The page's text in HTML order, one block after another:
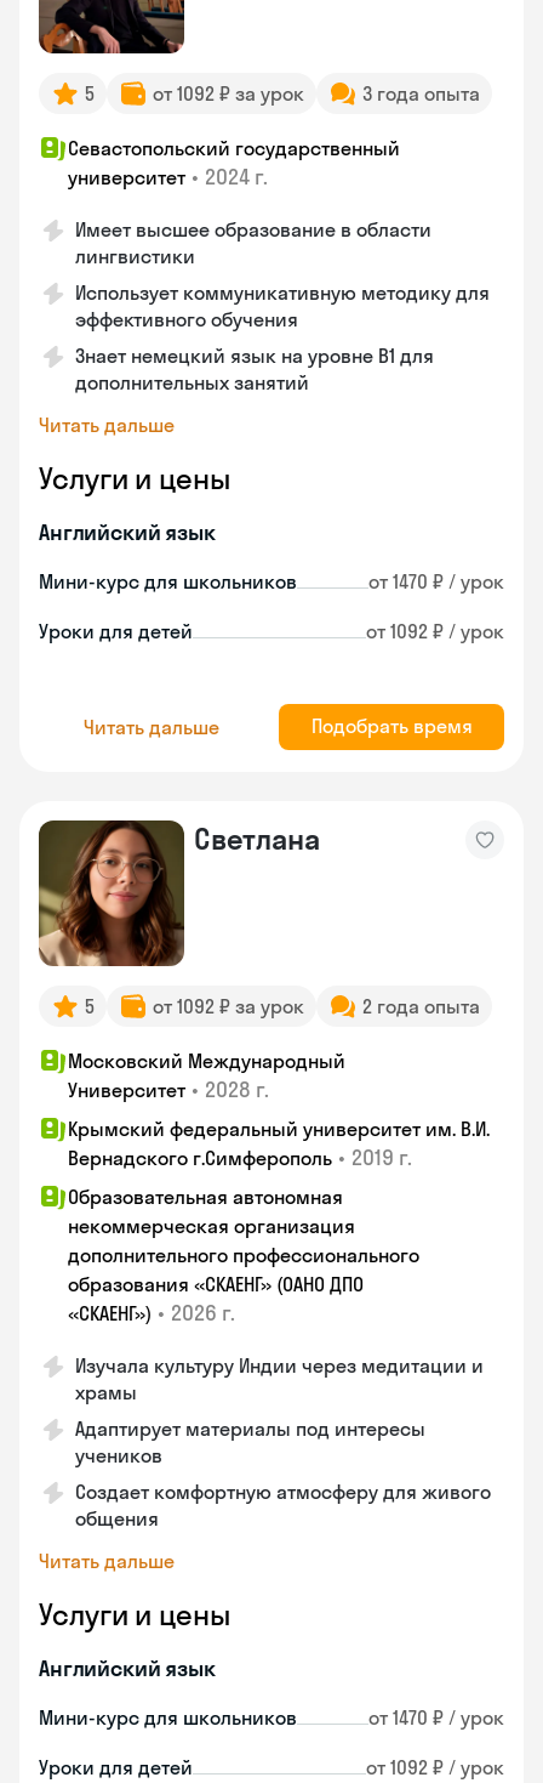
5 от 1092 ₽ за урок 3 года опыта
Севастопольский государственный
университет • 2024 г.
Имеет высшее образование в области
лингвистики
Использует коммуникативную методику для
эффективного обучения
Знает немецкий язык на уровне B1 для
дополнительных занятий
Читать дальше
Услуги и цены
Английский язык
Мини-курс для школьников от 1470 ₽ / урок
Уроки для детей от 1092 ₽ / урок
Читать дальше Подобрать время
Светлана
5 от 1092 ₽ за урок 2 года опыта
Московский Международный
Университет • 2028 г.
Крымский федеральный университет им. В.И.
Вернадского г.Симферополь • 2019 г.
Образовательная автономная
некоммерческая организация
дополнительного профессионального
образования «СКАЕНГ» (ОАНО ДПО
«СКАЕНГ») • 2026 г.
Изучала культуру Индии через медитации и
храмы
Адаптирует материалы под интересы
учеников
Создает комфортную атмосферу для живого
общения
Читать дальше
Услуги и цены
Английский язык
Мини-курс для школьников от 1470 ₽ / урок
Уроки для детей от 1092 ₽ / урок